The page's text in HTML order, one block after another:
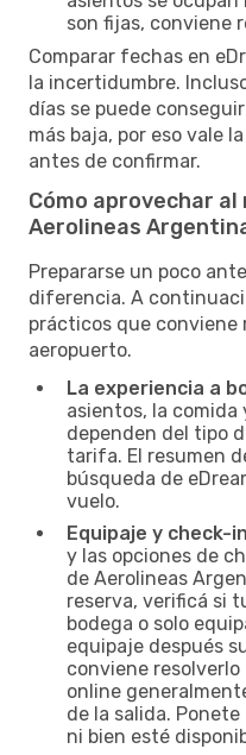
son fijas, conviene
Comparar fechas en
la incertidumbre.
días se puede
más baja, por eso vale
antes de confirmar.
Cómo aprovechar al
Aerolineas
Prepararse un poco
diferencia. A
prácticos que conviene
aeropuerto.
La experiencia a
asientos, la
dependen del tipo
tarifa. El resumen
búsqueda de
vuelo.
Equipaje y check-
y las opciones de
de Aerolineas
reserva, verificá si
bodega o solo
equipaje después
conviene
online
de la salida.
ni bien esté